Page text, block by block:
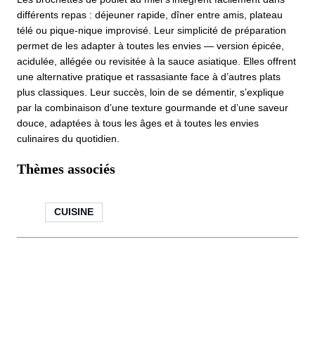
différents repas : déjeuner rapide, dîner entre amis, plateau
télé ou pique-nique improvisé. Leur simplicité de préparation
permet de les adapter à toutes les envies — version épicée,
acidulée, allégée ou revisitée à la sauce asiatique. Elles offrent
une alternative pratique et rassasiante face à d’autres plats
plus classiques. Leur succès, loin de se démentir, s’explique
par la combinaison d’une texture gourmande et d’une saveur
douce, adaptées à tous les âges et à toutes les envies
culinaires du quotidien.
Thèmes associés
CUISINE